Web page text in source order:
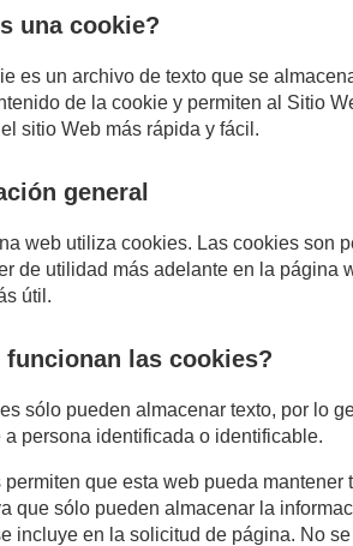
una cookie?
es un archivo de texto que se
de la cookie y permiten al Sitio
sitio Web más rápida y fácil.
general
web utiliza cookies. Las cookies son
de utilidad más adelante en la página
útil.
funcionan las cookies?
sólo pueden almacenar texto, por lo
a persona identificada o identificable.
permiten que esta web pueda
que sólo pueden almacenar la
incluye en la solicitud de página. No